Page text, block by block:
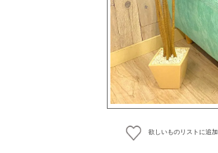
欲しいものリストに追加